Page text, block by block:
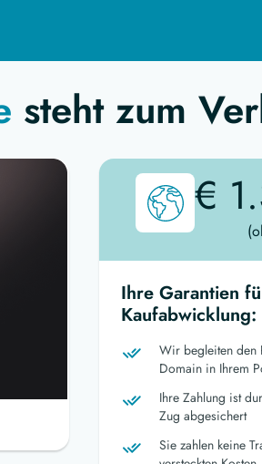
steht zum
€
Ihre Garantien
Kaufabwicklung:
Wir begleiten den
Domain in Ihrem
Ihre Zahlung ist
Zug abgesichert
Sie zahlen keine